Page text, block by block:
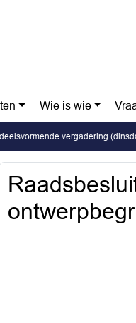
Wie is wie
vergadering